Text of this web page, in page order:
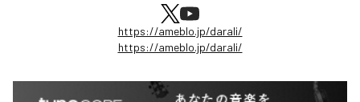
https://ameblo.jp/darali/
https://ameblo.jp/darali/